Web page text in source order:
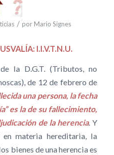
/ por Mario Signes
I.I.V.T.N.U.
la D.G.T. (Tributos, no
de 12 de febrero de
una persona, la fecha
es la de su fallecimiento,
de la herencia. Y
materia hereditaria, la
bienes de una herencia es